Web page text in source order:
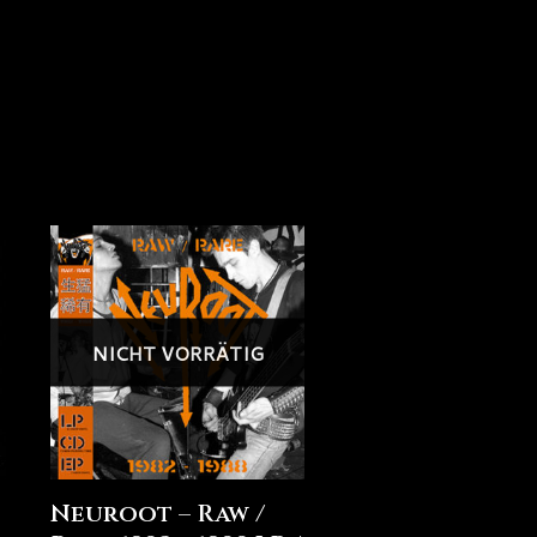
NICHT VORRÄTIG
Neuroot – Raw /